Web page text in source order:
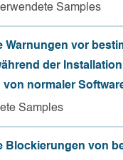
Samples
Warnungen vor
der Installation
von normaler
Samples
Blockierungen von